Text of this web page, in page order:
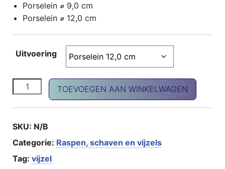
Porselein ⌀ 9,0 cm
Porselein ⌀ 12,0 cm
Uitvoering
Vijzel porselein aantalTOEVOEGEN AAN WINKELWAGEN
SKU: N/B
Categorie: Raspen, schaven en vijzels
Tag: vijzel